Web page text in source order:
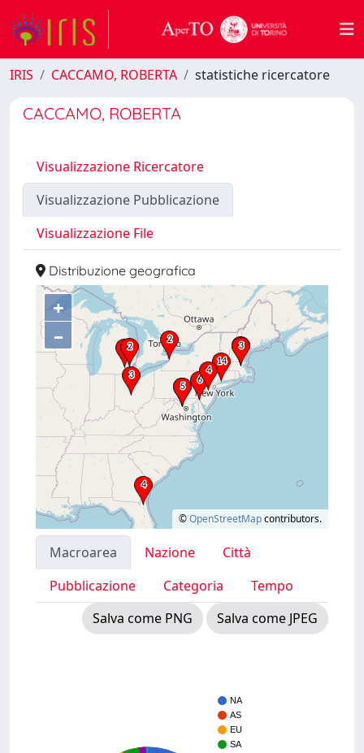
IRIS CACCAMO, ROBERTA statistiche ricercatore
CACCAMO, ROBERTA
Visualizzazione Ricercatore
Visualizzazione Pubblicazione
Visualizzazione File
Distribuzione geografica
+
–
©OpenStreetMapcontributors.
Macroarea Nazione
Città
Pubblicazione
Categoria
Tempo
Salva come PNG
Salva come JPEG
NA
AS
EU
SA